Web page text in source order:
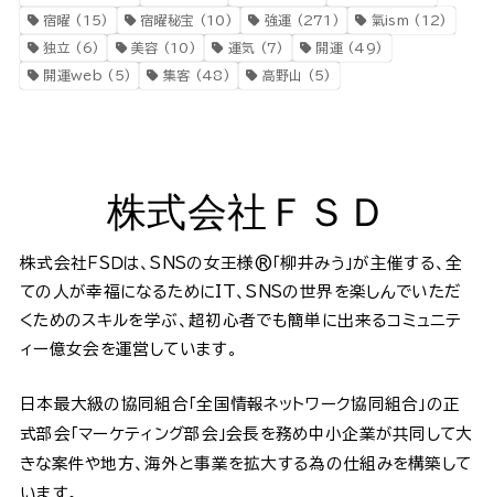
宿曜 (15) 宿曜秘宝 (10) 強運 (271) 氣ism (12)
独立 (6) 美容 (10) 運気 (7) 開運(49)
開運web (5) 集客 (48) 高野山 (5)
株式会社ＦＳＤ
株式会社ＦＳＤは、SNSの女王様®️「柳井みう」が主催する、全
ての人が幸福になるためにIT、SNSの世界を楽しんでいただ
くためのスキルを学ぶ、超初心者でも簡単に出来るコミュニテ
ィー億女会を運営しています。
日本最大級の協同組合「全国情報ネットワーク協同組合」の正
式部会「マーケティング部会」会長を務め中小企業が共同して大
きな案件や地方、海外と事業を拡大する為の仕組みを構築して
います。